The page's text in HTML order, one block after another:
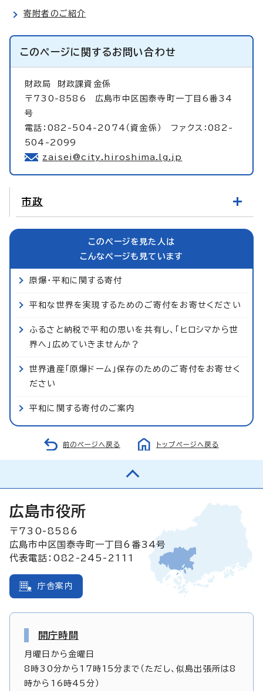
寄附者のご紹介
このページに関するお問い合わせ
財政局
財政課資金係
〒730-8586 広島市中区国泰寺町一丁目6番34
号
電話：082-504-2074（資金係） ファクス：082-
504-2099
zaisei@city.hiroshima.lg.jp
市政
このページを見た人は
こんなページも見ています
原爆・平和に関する寄付
平和な世界を実現するためのご寄付をお寄せください
ふるさと納税で平和の思いを共有し、「ヒロシマから世
界へ」広めていきませんか？
世界遺産「原爆ドーム」保存のためのご寄付をお寄せく
ださい
平和に関する寄付のご案内
前のページへ戻る トップページへ戻る
広島市役所
〒730-8586
広島市中区国泰寺町一丁目6番34号
代表電話：082-245-2111
庁舎案内
開庁時間
月曜日から金曜日
8時30分から17時15分まで（ただし、似島出張所は8
時から16時45分）